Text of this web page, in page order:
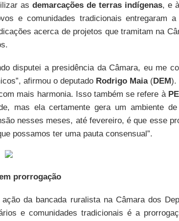
asdemarcações de terras indígenas, e
e comunidades tradicionais entregaram
acerca de projetos que tramitam na
disputei a presidência da Câmara, eu me
afirmou o deputado Rodrigo Maia(DEM).
mais harmonia. Isso também se refere à
mas ela certamente gera um ambiente
nesses meses, até fevereiro, é que esse
possamos ter uma pauta consensual”.
prorrogação
ação da bancada ruralista na Câmara dos
e comunidades tradicionais é a